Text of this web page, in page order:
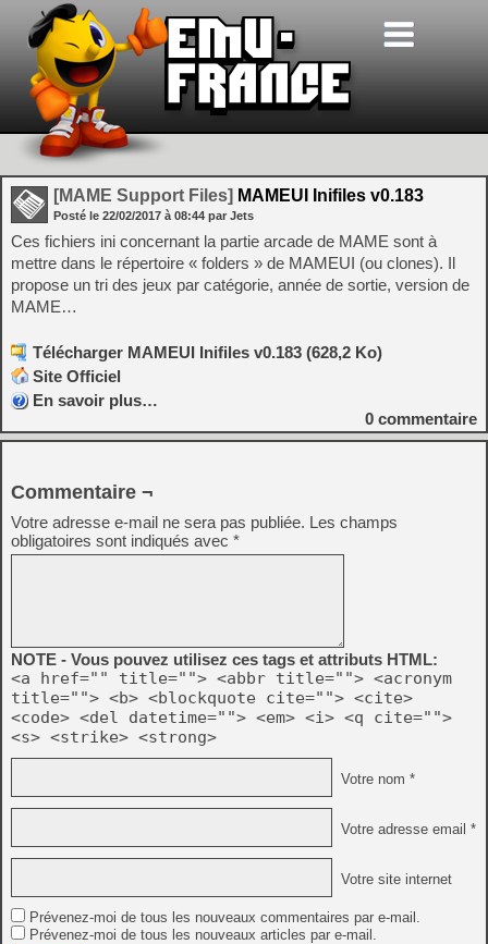
[MAME Support Files] MAMEUI Inifiles v0.183
Posté le 22/02/2017 à 08:44 par Jets
Ces fichiers ini concernant la partie arcade de MAME sont à
mettre dans le répertoire « folders » de MAMEUI (ou clones). Il
propose un tri des jeux par catégorie, année de sortie, version de
MAME…
Télécharger MAMEUI Inifiles v0.183 (628,2 Ko)
Site Officiel
En savoir plus…
0 commentaire
Commentaire ¬
Votre adresse e-mail ne sera pas publiée. Les champs
obligatoires sont indiqués avec *
NOTE - Vous pouvez utilisez ces tags et attributs HTML:
<a href="" title=""> <abbr title=""> <acronym
title=""> <b> <blockquote cite=""> <cite>
<code> <del datetime=""> <em> <i> <q cite="">
<s> <strike> <strong>
Votre nom *
Votre adresse email *
Votre site internet
Prévenez-moi de tous les nouveaux commentaires par e-mail.
Prévenez-moi de tous les nouveaux articles par e-mail.